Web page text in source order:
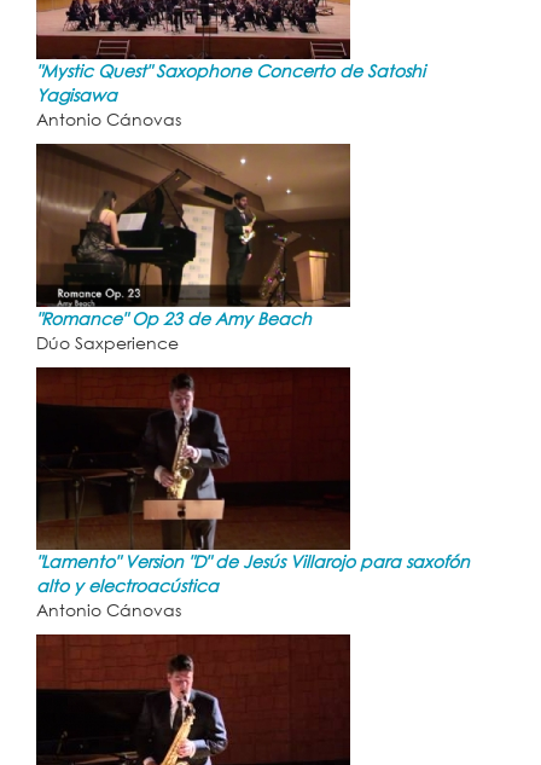
"Mystic Quest" Saxophone Concerto de Satoshi
Yagisawa
Antonio Cánovas
"Romance" Op 23 de Amy Beach
Dúo Saxperience
"Lamento" Version "D" de Jesús Villarojo para saxofón
alto y electroacústica
Antonio Cánovas